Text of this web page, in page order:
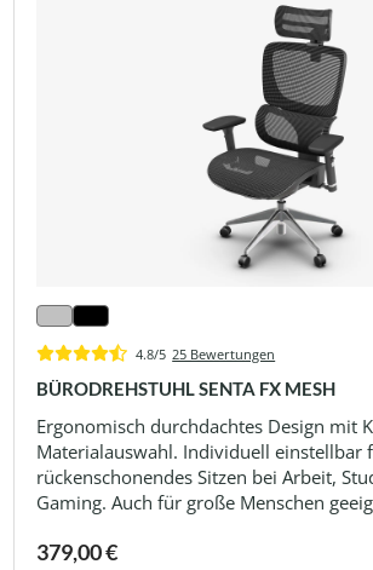
4.8/5 25 Bewertungen
BÜRODREHSTUHL SENTA FX MESH
Ergonomisch durchdachtes Design mit
Materialauswahl. Individuell einstellbar
rückenschonendes Sitzen bei Arbeit,
Gaming. Auch für große Menschen
379,00 €